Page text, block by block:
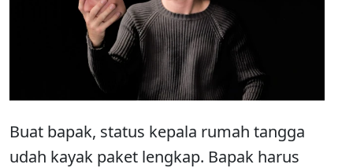
Buat bapak, status kepala rumah tangga
udah kayak paket lengkap. Bapak harus